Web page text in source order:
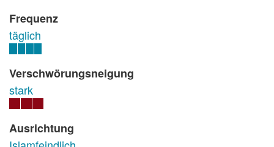
Frequenz
täglich
Verschwörungsneigung
stark
Ausrichtung